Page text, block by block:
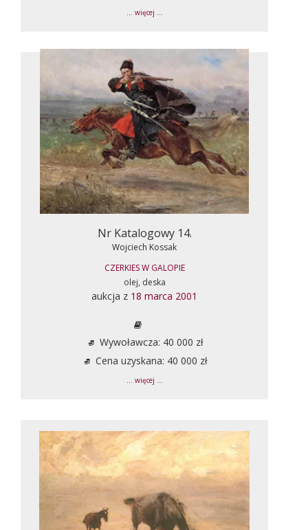
... więcej ...
Nr Katalogowy 14.
Wojciech Kossak
CZERKIES W GALOPIE
olej, deska
aukcja z 18 marca 2001
Wywoławcza: 40 000 zł
Cena uzyskana: 40 000 zł
... więcej ...